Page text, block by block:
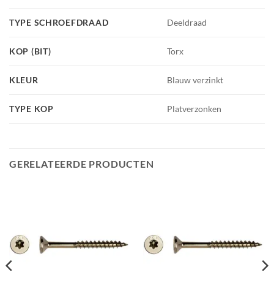
TYPE SCHROEFDRAAD Deeldraad
KOP (BIT) Torx
KLEUR Blauw verzinkt
TYPE KOP Platverzonken
GERELATEERDE PRODUCTEN